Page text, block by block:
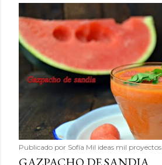
Publicado por Sofía Mil ideas mil proyectos